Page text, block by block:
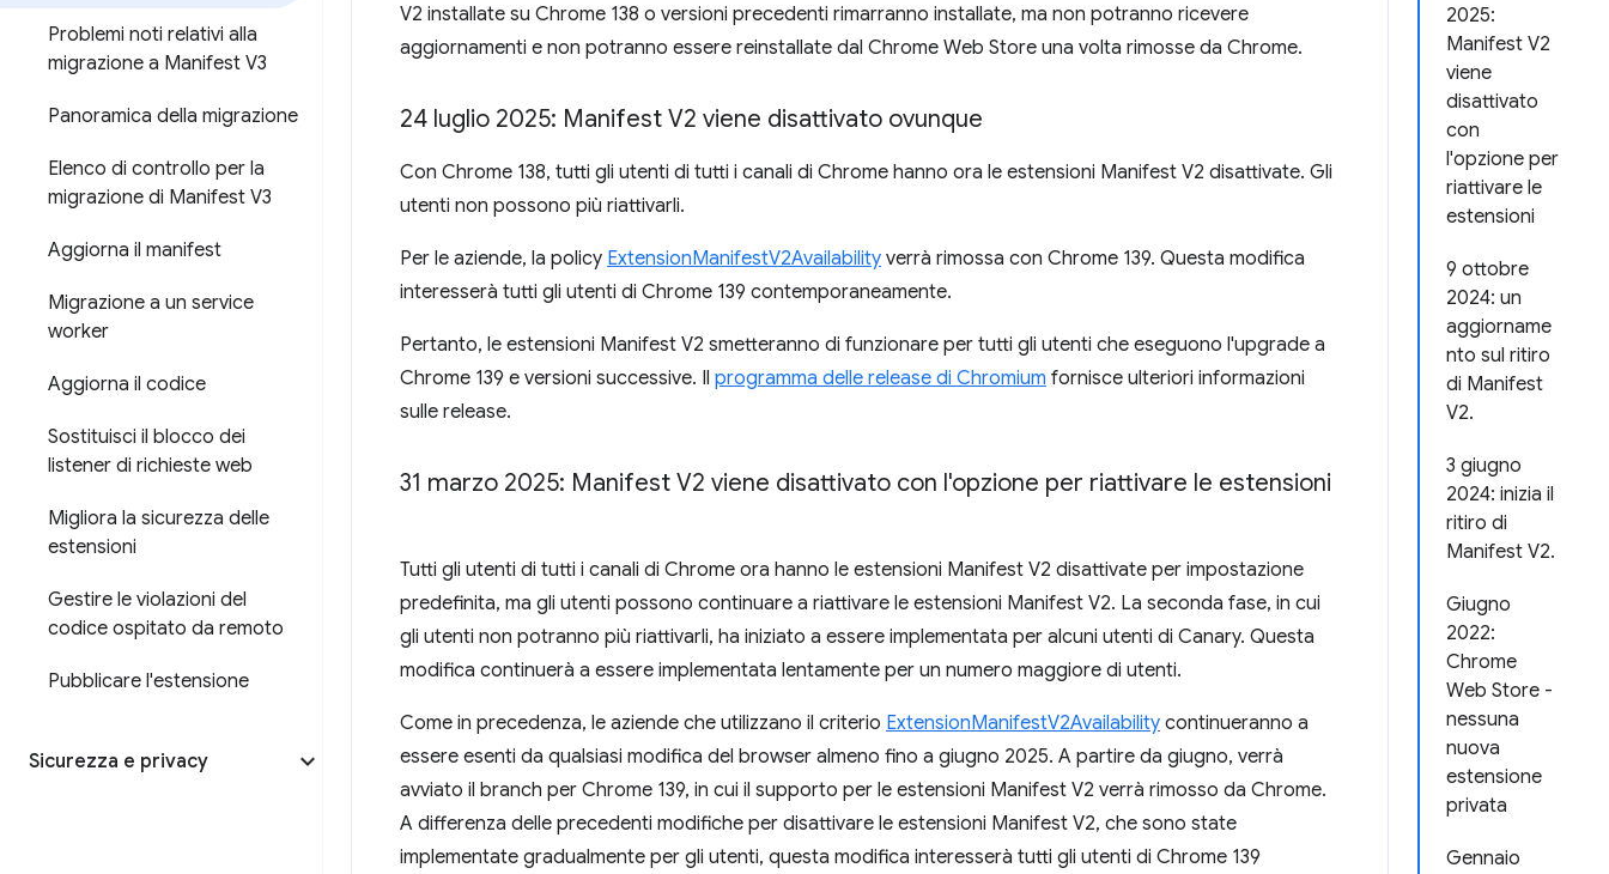
Problemi noti relativi alla
migrazione a Manifest V3
Panoramica della migrazione
Elenco di controllo per la
migrazione di Manifest V3
Aggiorna il manifest
Migrazione a un service
worker
Aggiorna il codice
Sostituisci il blocco dei
listener di richieste web
Migliora la sicurezza delle
estensioni
Gestire le violazioni del
codice ospitato da remoto
Pubblicare l'estensione
Sicurezza e privacy
2025:
Manifest V2
viene
disattivato
con
l'opzione per
riattivare le
estensioni
9 ottobre
2024: un
aggiorname
nto sul ritiro
di Manifest
V2.
3 giugno
2024: inizia il
ritiro di
Manifest V2.
Giugno
2022:
Chrome
Web Store -
nessuna
nuova
estensione
privata
Gennaio
V2 installate su Chrome 138 o versioni precedenti rimarranno installate, ma non potranno ricevere
aggiornamenti e non potranno essere reinstallate dal Chrome Web Store una volta rimosse da Chrome.
24 luglio 2025: Manifest V2 viene disattivato ovunque
Con Chrome 138, tutti gli utenti di tutti i canali di Chrome hanno ora le estensioni Manifest V2 disattivate. Gli
utenti non possono più riattivarli.
Per le aziende, la policy ExtensionManifestV2Availability verrà rimossa con Chrome 139. Questa modifica
interesserà tutti gli utenti di Chrome 139 contemporaneamente.
Pertanto, le estensioni Manifest V2 smetteranno di funzionare per tutti gli utenti che eseguono l'upgrade a
Chrome 139 e versioni successive. Il programma delle release di Chromium fornisce ulteriori informazioni
sulle release.
31 marzo 2025: Manifest V2 viene disattivato con l'opzione per riattivare le estensioni
Tutti gli utenti di tutti i canali di Chrome ora hanno le estensioni Manifest V2 disattivate per impostazione
predefinita, ma gli utenti possono continuare a riattivare le estensioni Manifest V2. La seconda fase, in cui
gli utenti non potranno più riattivarli, ha iniziato a essere implementata per alcuni utenti di Canary. Questa
modifica continuerà a essere implementata lentamente per un numero maggiore di utenti.
Come in precedenza, le aziende che utilizzano il criterio ExtensionManifestV2Availability continueranno a
essere esenti da qualsiasi modifica del browser almeno fino a giugno 2025. A partire da giugno, verrà
avviato il branch per Chrome 139, in cui il supporto per le estensioni Manifest V2 verrà rimosso da Chrome.
A differenza delle precedenti modifiche per disattivare le estensioni Manifest V2, che sono state
implementate gradualmente per gli utenti, questa modifica interesserà tutti gli utenti di Chrome 139